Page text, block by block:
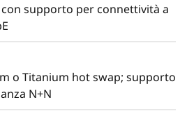
con supporto per connettività a
o Titanium hot swap; supporto
N+N